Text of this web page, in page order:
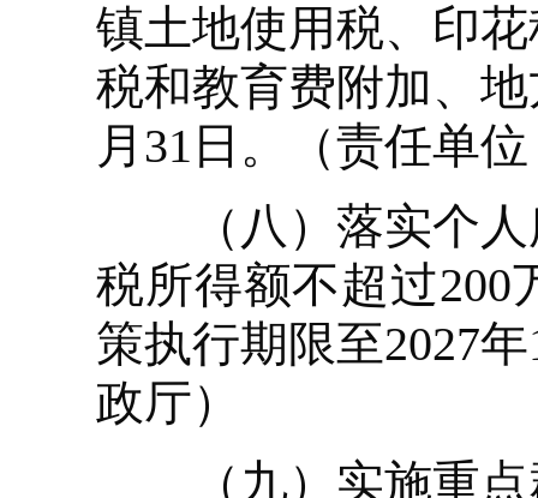
镇土地使用税、印
税和教育费附加、
月31日。（责任单
（八）落实个人
税所得额不超过200
策执行期限至2027
政厅）
（九）实施重点